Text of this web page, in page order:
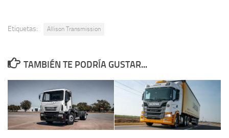
Etiquetas: Allison Transmission
TAMBIÉN TE PODRÍA GUSTAR...